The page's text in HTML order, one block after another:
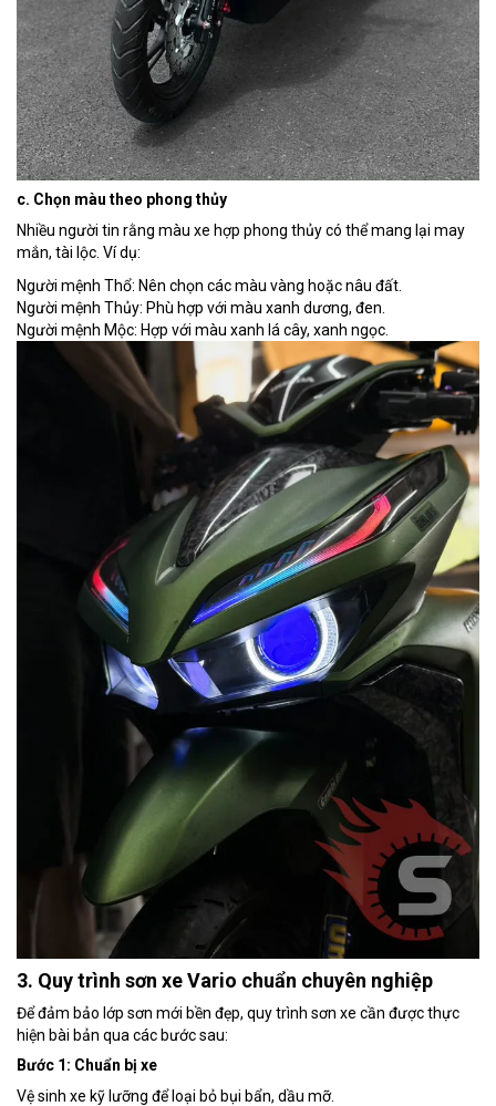
c. Chọn màu theo phong thủy
Nhiều người tin rằng màu xe hợp phong thủy có thể mang lại may
mắn, tài lộc. Ví dụ:
Người mệnh Thổ: Nên chọn các màu vàng hoặc nâu đất.
Người mệnh Thủy: Phù hợp với màu xanh dương, đen.
Người mệnh Mộc: Hợp với màu xanh lá cây, xanh ngọc.
3. Quy trình sơn xe Vario chuẩn chuyên nghiệp
Để đảm bảo lớp sơn mới bền đẹp, quy trình sơn xe cần được thực
hiện bài bản qua các bước sau:
Bước 1: Chuẩn bị xe
Vệ sinh xe kỹ lưỡng để loại bỏ bụi bẩn, dầu mỡ.